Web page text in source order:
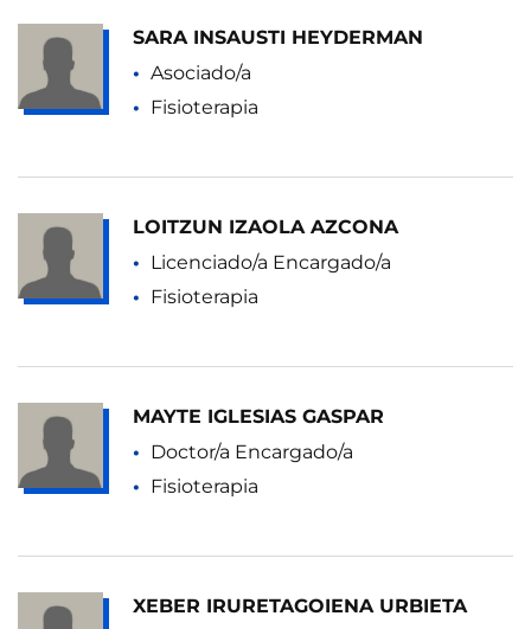
SARA INSAUSTI HEYDERMAN
Asociado/a
Fisioterapia
LOITZUN IZAOLA AZCONA
Licenciado/a Encargado/a
Fisioterapia
MAYTE IGLESIAS GASPAR
Doctor/a Encargado/a
Fisioterapia
XEBER IRURETAGOIENA URBIETA